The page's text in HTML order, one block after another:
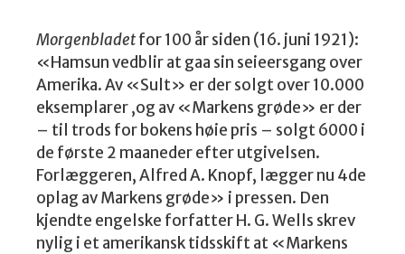
Morgenbladetfor 100 år siden (16. juni 1921):
«Hamsun vedblir at gaa sin seieersgang over
Amerika. Av «Sult» er der solgt over 10.000
eksemplarer ,og av «Markens grøde» er der
– til trods for bokens høie pris – solgt 6000 i
de første 2 maaneder efter utgivelsen.
Forlæggeren, Alfred A. Knopf, lægger nu 4de
oplag av Markens grøde» i pressen. Den
kjendte engelske forfatter H. G. Wells skrev
nylig i et amerikansk tidsskift at «Markens